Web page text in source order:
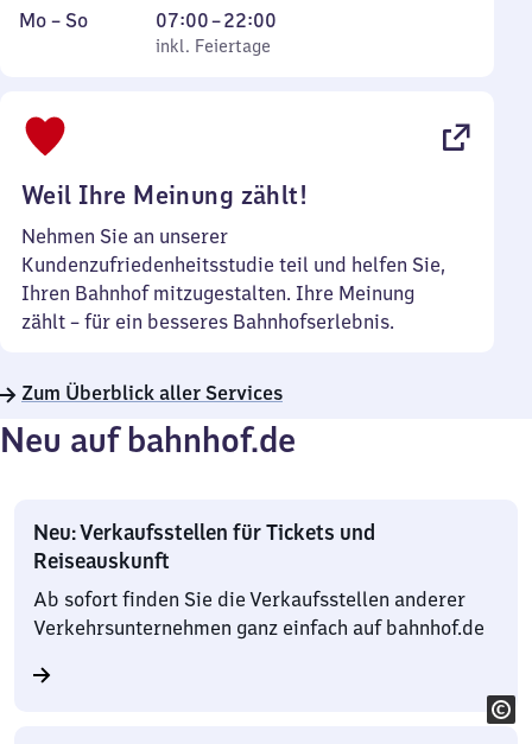
Montag
Mo – So,
inkl. Feiertage
07:00–22:00
Von
7
inkl. Feiertage
Weil Ihre Meinung zählt!
Nehmen Sie an unserer
Kundenzufriedenheitsstudie teil und helfen Sie,
Ihren Bahnhof mitzugestalten. Ihre Meinung
zählt – für ein besseres Bahnhofserlebnis.
Zum Überblick aller Services
Neu auf bahnhof.de
Neu: Verkaufsstellen für Tickets und
Reiseauskunft
Ab sofort finden Sie die Verkaufsstellen anderer
Verkehrsunternehmen ganz einfach auf bahnhof.de